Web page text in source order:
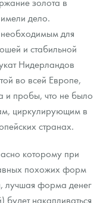
дело.
для
и стабильной
Нидерландов
во всей Европе,
и пробы, что не было
циркулирующим в
странах.
которому при
похожих форм
лучшая форма денег
накапливаться